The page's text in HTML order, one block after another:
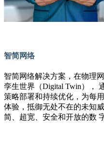
智简网络
智简网络解决方案，在物理
孪生世界（Digital Twin），
策略部署和持续优化，为每
体验，抵御无处不在的未知
简、超宽、安全和开放的数